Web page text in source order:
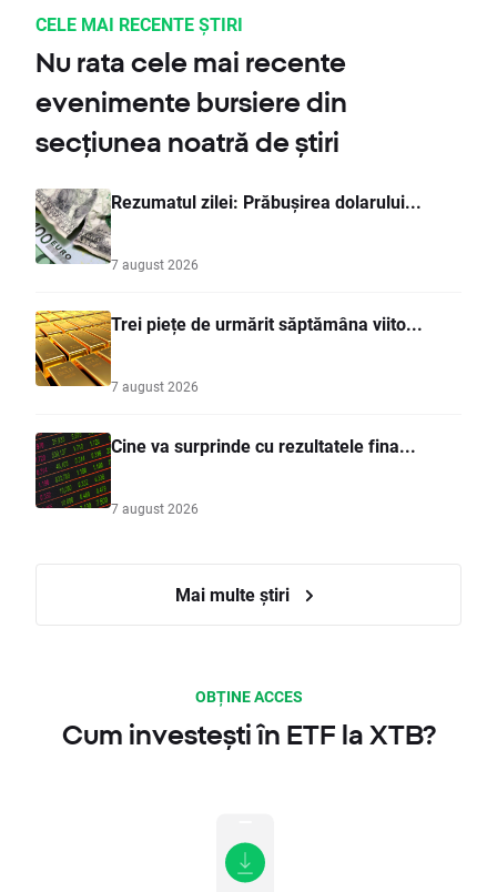
CELE MAI RECENTE ȘTIRI
Nu rata cele mai recente
evenimente bursiere din
secțiunea noatră de știri
Rezumatul zilei: Prăbușirea dolarului...
7 august 2026
Trei piețe de urmărit săptămâna viito...
7 august 2026
Cine va surprinde cu rezultatele fina...
7 august 2026
Mai multe știri
OBȚINE ACCES
Cum investești în ETF la XTB?